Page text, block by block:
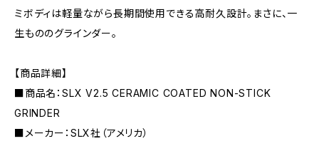
ミボディは軽量ながら長期間使用できる高耐久設計。まさに、一
生もののグラインダー。
【商品詳細】
■商品名：SLX V2.5 CERAMIC COATED NON-STICK
GRINDER
■メーカー：SLX社（アメリカ）